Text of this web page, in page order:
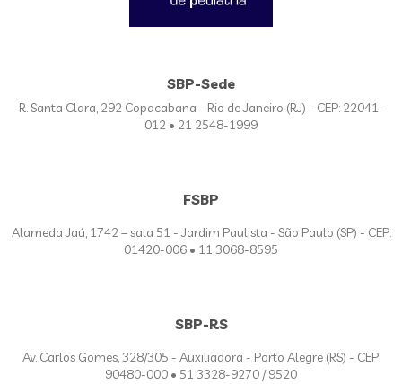
SBP-Sede
R. Santa Clara, 292 Copacabana - Rio de Janeiro (RJ) - CEP: 22041-
012 • 21 2548-1999
FSBP
Alameda Jaú, 1742 – sala 51 - Jardim Paulista - São Paulo (SP) - CEP:
01420-006 • 11 3068-8595
SBP-RS
Av. Carlos Gomes, 328/305 - Auxiliadora - Porto Alegre (RS) - CEP:
90480-000 • 51 3328-9270 / 9520